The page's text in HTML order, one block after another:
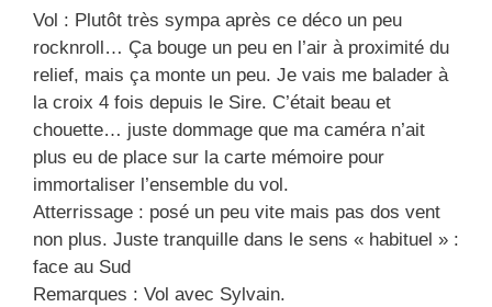
Vol : Plutôt très sympa après ce déco un peu
rocknroll… Ça bouge un peu en l’air à proximité du
relief, mais ça monte un peu. Je vais me balader à
la croix 4 fois depuis le Sire. C’était beau et
chouette… juste dommage que ma caméra n’ait
plus eu de place sur la carte mémoire pour
immortaliser l’ensemble du vol.
Atterrissage : posé un peu vite mais pas dos vent
non plus. Juste tranquille dans le sens « habituel » :
face au Sud
Remarques : Vol avec Sylvain.